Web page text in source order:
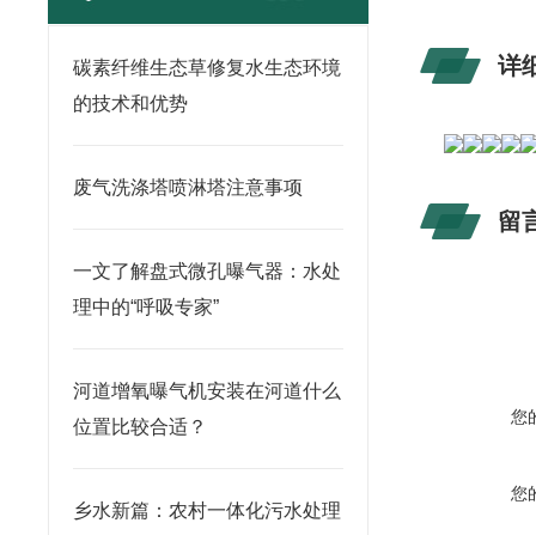
碳素纤维生态草修复水生态环境
的技术和优势
废气洗涤塔喷淋塔注意事项
一文了解盘式微孔曝气器：水处
理中的“呼吸专家”
河道增氧曝气机安装在河道什么
位置比较合适？
乡水新篇：农村一体化污水处理
详
留
您
您